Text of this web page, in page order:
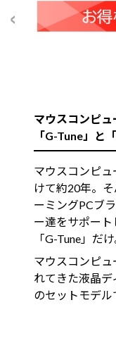
マウスコンピュ
「G-Tune」と
マウスコンピ
けて約20年。
ーミングPCブ
ー達をサポー
「G-Tune」だけ
マウスコンピ
れてきた液晶デ
のセットモデル